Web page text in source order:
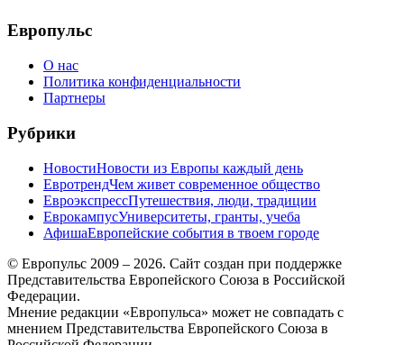
Европульс
О нас
Политика конфиденциальности
Партнеры
Рубрики
НовостиНовости из Европы каждый день
ЕвротрендЧем живет современное общество
ЕвроэкспрессПутешествия, люди, традиции
ЕврокампусУниверситеты, гранты, учеба
АфишаЕвропейские события в твоем городе
© Европульс 2009 – 2026. Сайт создан при поддержке
Представительства Европейского Союза в Российской
Федерации.
Мнение редакции «Европульса» может не совпадать с
мнением Представительства Европейского Союза в